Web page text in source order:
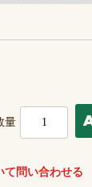
量
て問い合わせる